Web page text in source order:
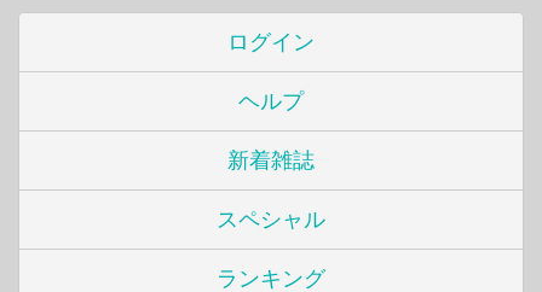
ログイン
ヘルプ
新着雑誌
スペシャル
ランキング